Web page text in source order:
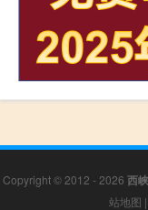
Copyright © 2012 - 2026 西
站地图 |